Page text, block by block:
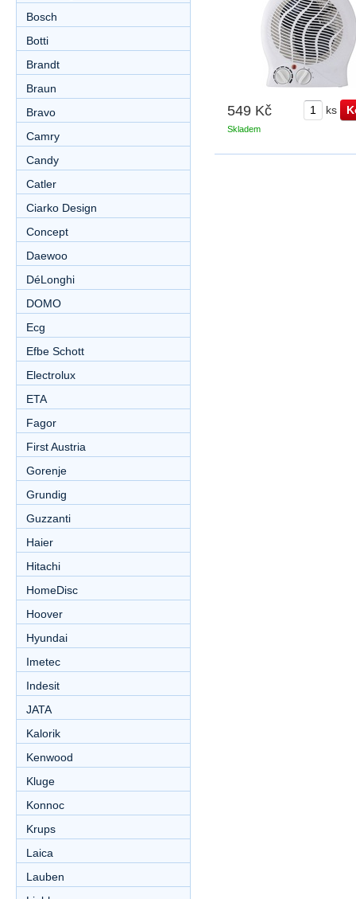
549 Kč ks
Skladem
Bosch
Botti
Brandt
Braun
Bravo
Camry
Candy
Catler
Ciarko Design
Concept
Daewoo
DéLonghi
DOMO
Ecg
Efbe Schott
Electrolux
ETA
Fagor
First Austria
Gorenje
Grundig
Guzzanti
Haier
Hitachi
HomeDisc
Hoover
Hyundai
Imetec
Indesit
JATA
Kalorik
Kenwood
Kluge
Konnoc
Krups
Laica
Lauben